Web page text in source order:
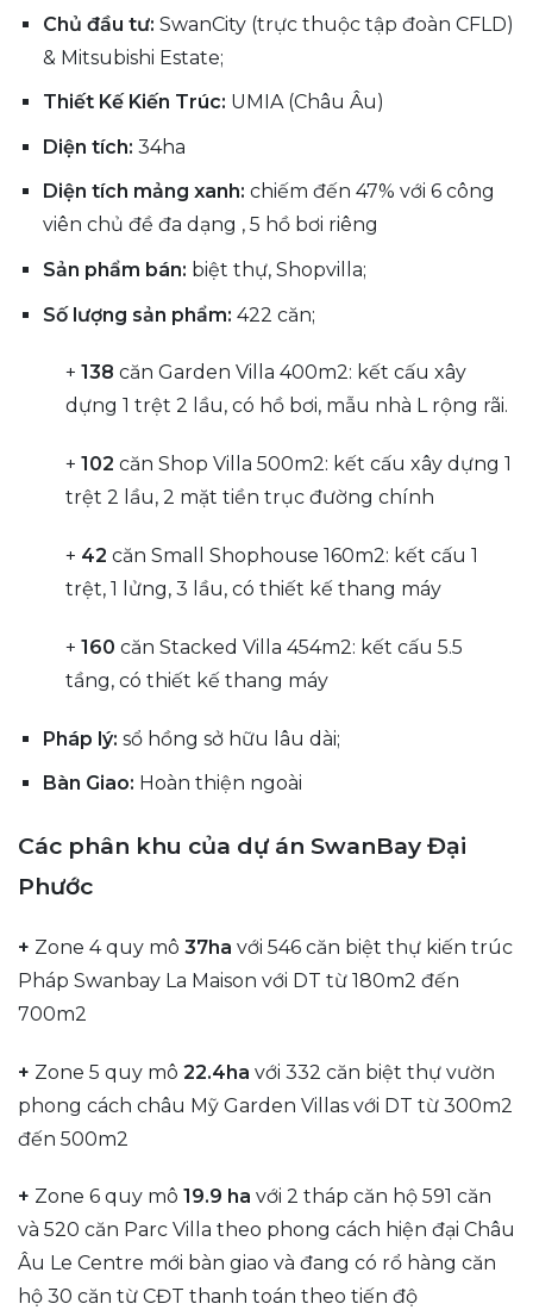
Chủ đầu tư: SwanCity (trực thuộc tập đoàn CFLD)
& Mitsubishi Estate;
Thiết Kế Kiến Trúc: UMIA (Châu Âu)
Diện tích: 34ha
Diện tích mảng xanh: chiếm đến 47% với 6 công
viên chủ đề đa dạng , 5 hồ bơi riêng
Sản phẩm bán: biệt thự, Shopvilla;
Số lượng sản phẩm: 422 căn;
+ 138 căn Garden Villa 400m2: kết cấu xây
dựng 1 trệt 2 lầu, có hồ bơi, mẫu nhà L rộng rãi.
+ 102 căn Shop Villa 500m2: kết cấu xây dựng 1
trệt 2 lầu, 2 mặt tiền trục đường chính
+ 42 căn Small Shophouse 160m2: kết cấu 1
trệt, 1 lửng, 3 lầu, có thiết kế thang máy
+ 160 căn Stacked Villa 454m2: kết cấu 5.5
tầng, có thiết kế thang máy
Pháp lý: sổ hồng sở hữu lâu dài;
Bàn Giao: Hoàn thiện ngoài
Các phân khu của dự án SwanBay Đại
Phước
+ Zone 4 quy mô 37ha với 546 căn biệt thự kiến trúc
Pháp Swanbay La Maison với DT từ 180m2 đến
700m2
+ Zone 5 quy mô 22.4ha với 332 căn biệt thự vườn
phong cách châu Mỹ Garden Villas với DT từ 300m2
đến 500m2
+ Zone 6 quy mô 19.9 ha với 2 tháp căn hộ 591 căn
và 520 căn Parc Villa theo phong cách hiện đại Châu
Âu Le Centre mới bàn giao và đang có rổ hàng căn
hộ 30 căn từ CĐT thanh toán theo tiến độ